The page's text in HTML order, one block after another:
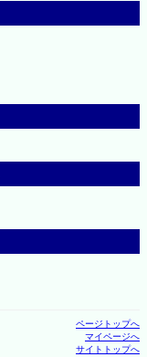
ページトップへ
マイページへ
サイトトップへ